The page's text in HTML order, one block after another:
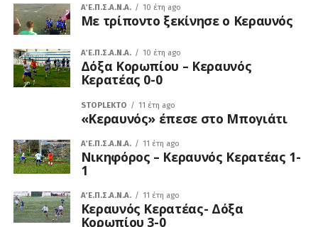
Α΄ Ε.Π.Σ.Α.Ν.Α. 10 έτη ago
Με τρίποντο ξεκίνησε ο Κεραυνός
Α΄ Ε.Π.Σ.Α.Ν.Α. 10 έτη ago
Δόξα Κορωπίου – Κεραυνός
Κερατέας 0-0
STOPLEKTO 11 έτη ago
«Κεραυνός» έπεσε στο Μπογιάτι
Α΄ Ε.Π.Σ.Α.Ν.Α. 11 έτη ago
Νικηφόρος – Κεραυνός Κερατέας 1-
1
Α΄ Ε.Π.Σ.Α.Ν.Α. 11 έτη ago
Κεραυνός Κερατέας- Δόξα
Κορωπίου 3-0